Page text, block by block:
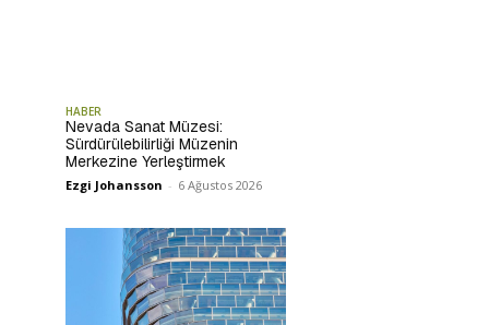
HABER
Nevada Sanat Müzesi:
Sürdürülebilirliği Müzenin
Merkezine Yerleştirmek
Ezgi Johansson - 6 Ağustos 2026